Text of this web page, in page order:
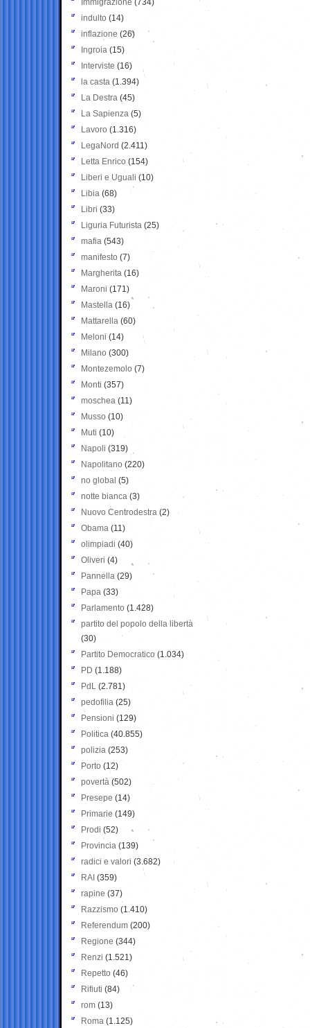
Immigrazione (734)
indulto (14)
inflazione (26)
Ingroia (15)
Interviste (16)
la casta (1.394)
La Destra (45)
La Sapienza (5)
Lavoro (1.316)
LegaNord (2.411)
Letta Enrico (154)
Liberi e Uguali (10)
Libia (68)
Libri (33)
Liguria Futurista (25)
mafia (543)
manifesto (7)
Margherita (16)
Maroni (171)
Mastella (16)
Mattarella (60)
Meloni (14)
Milano (300)
Montezemolo (7)
Monti (357)
moschea (11)
Musso (10)
Muti (10)
Napoli (319)
Napolitano (220)
no global (5)
notte bianca (3)
Nuovo Centrodestra (2)
Obama (11)
olimpiadi (40)
Oliveri (4)
Pannella (29)
Papa (33)
Parlamento (1.428)
partito del popolo della libertà
(30)
Partito Democratico (1.034)
PD (1.188)
PdL (2.781)
pedofilia (25)
Pensioni (129)
Politica (40.855)
polizia (253)
Porto (12)
povertà (502)
Presepe (14)
Primarie (149)
Prodi (52)
Provincia (139)
radici e valori (3.682)
RAI (359)
rapine (37)
Razzismo (1.410)
Referendum (200)
Regione (344)
Renzi (1.521)
Repetto (46)
Rifiuti (84)
rom (13)
Roma (1.125)